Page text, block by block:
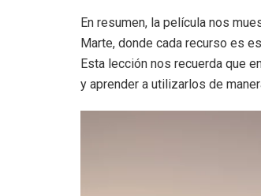
En resumen, la película nos
Marte, donde cada recurso es
Esta lección nos recuerda que
y aprender a utilizarlos de